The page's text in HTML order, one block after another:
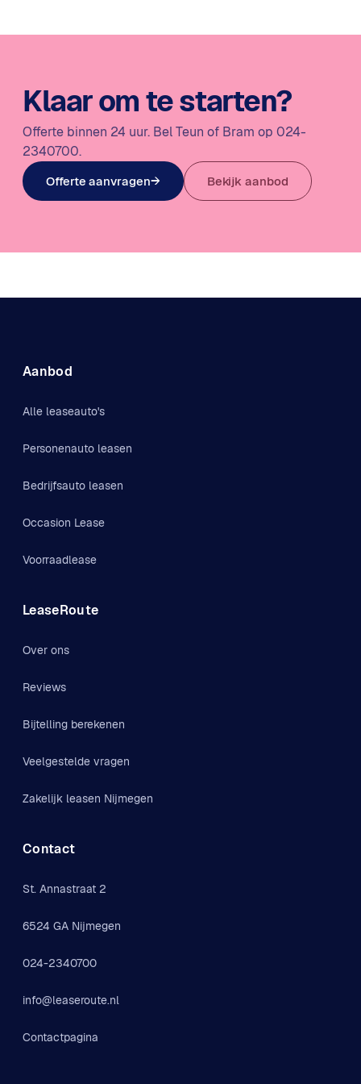
Klaar om te starten?
Offerte binnen 24 uur. Bel Teun of Bram op 024-
2340700.
Offerte aanvragen→ Bekijk aanbod
Aanbod
Alle leaseauto's
Personenauto leasen
Bedrijfsauto leasen
Occasion Lease
Voorraadlease
LeaseRoute
Over ons
Reviews
Bijtelling berekenen
Veelgestelde vragen
Zakelijk leasen Nijmegen
Contact
St. Annastraat 2
6524 GA Nijmegen
024-2340700
info@leaseroute.nl
Contactpagina